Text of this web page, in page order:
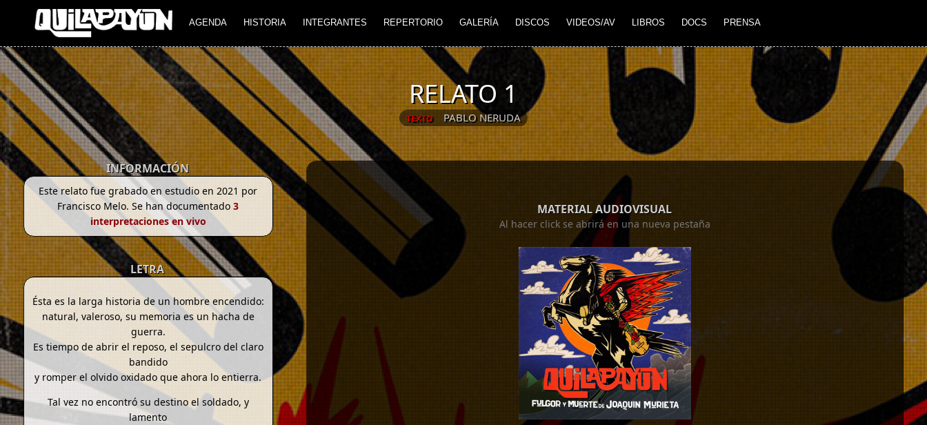
AGENDA HISTORIA INTEGRANTES REPERTORIO GALERÍA DISCOS VIDEOS/AV LIBROS DOCS PRENSA
RELATO 1
TEXTO PABLO NERUDA
INFORMACIÓN
Este relato fue grabado en estudio en 2021 por
Francisco Melo. Se han documentado3
interpretaciones en vivo
LETRA
Ésta es la larga historia de un hombre encendido:
natural, valeroso, su memoria es un hacha de
guerra.
Es tiempo de abrir el reposo, el sepulcro del claro
bandido
y romper el olvido oxidado que ahora lo entierra.
Tal vez no encontró su destino el soldado, y
lamento
MATERIAL AUDIOVISUAL
Al hacer click se abrirá en una nueva pestaña